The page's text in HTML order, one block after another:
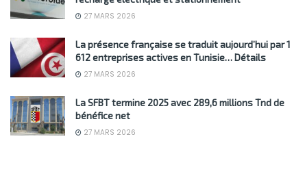
27 MARS 2026
La présence française se traduit aujourd’hui par 1
612 entreprises actives en Tunisie… Détails
27 MARS 2026
La SFBT termine 2025 avec 289,6 millions Tnd de
bénéfice net
27 MARS 2026